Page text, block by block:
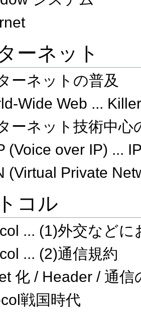
ーネット
ーネットの普及
Wide Web ...
ーネット技術中心
(Voice over IP) ...
(Virtual Private
コル
... (1)外交など
... (2)通信規約
化 / Header / 通信
戦国時代